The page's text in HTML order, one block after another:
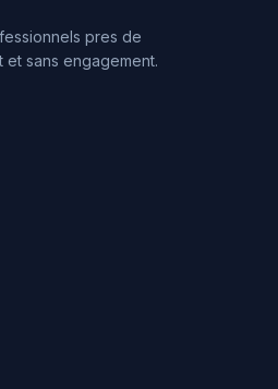
pres de
sans engagement.